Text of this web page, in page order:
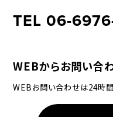
TEL 06-
WEBからお問い合
WEBお問い合わせは24時